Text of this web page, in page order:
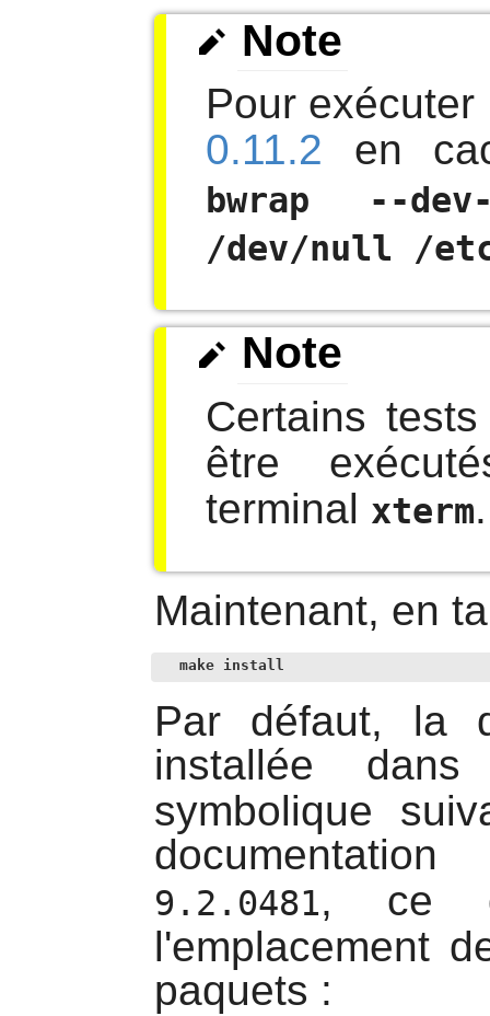
Note
Pour
0.11.2 en
bwrap --
/dev/null /
Note
Certains
être
terminal xterm.
Maintenant, en
make install
Par défaut, la
installée
symbolique
9.2.0481, ce
l'emplacement
paquets :